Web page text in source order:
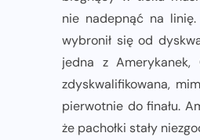
nie nadepnąć na
wybronił się od
jedna z Amerykanek,
zdyskwalifikowana,
pierwotnie do finału.
że pachołki stały